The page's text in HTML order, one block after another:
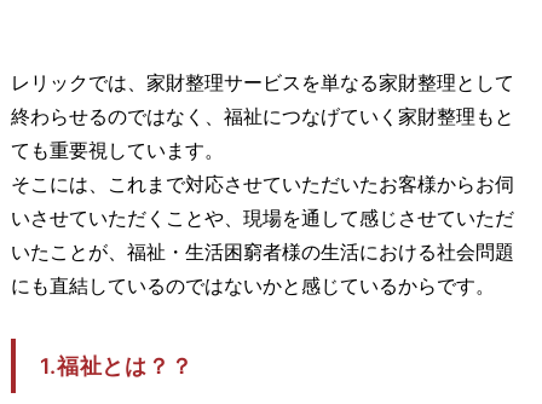
レリックでは、家財整理サービスを単なる家財整理として
終わらせるのではなく、福祉につなげていく家財整理もと
ても重要視しています。
そこには、これまで対応させていただいたお客様からお伺
いさせていただくことや、現場を通して感じさせていただ
いたことが、福祉・生活困窮者様の生活における社会問題
にも直結しているのではないかと感じているからです。
1.福祉とは？？